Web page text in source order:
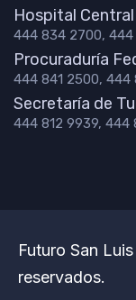
Hospital Central
444 834 2700, 444
Procuraduría
444 841 2500, 444
Secretaría de
444 812 9939, 444
Futuro San
reservados.